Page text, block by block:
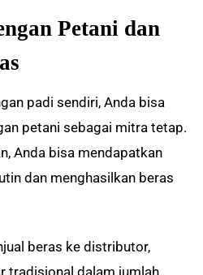
Petani dan
padi sendiri, Anda bisa
petani sebagai mitra tetap.
Anda bisa mendapatkan
dan menghasilkan beras
beras ke distributor,
tradisional dalam jumlah